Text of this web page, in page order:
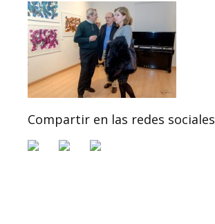
Compartir en las redes sociales